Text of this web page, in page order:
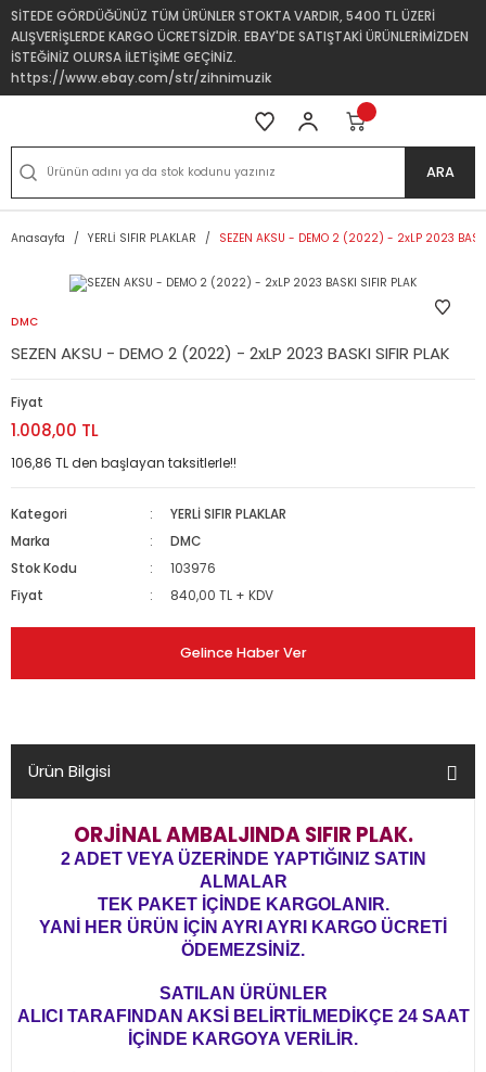
SİTEDE GÖRDÜĞÜNÜZ TÜM ÜRÜNLER STOKTA VARDIR, 5400 TL ÜZERİ
ALIŞVERİŞLERDE KARGO ÜCRETSİZDİR. EBAY'DE SATIŞTAKİ ÜRÜNLERİMİZDEN
İSTEĞİNİZ OLURSA İLETİŞİME GEÇİNİZ.
https://www.ebay.com/str/zihnimuzik
ARA
Anasayfa YERLİ SIFIR PLAKLAR SEZEN AKSU - DEMO 2 (2022) - 2xLP 2023
DMC
SEZEN AKSU - DEMO 2 (2022) - 2xLP 2023 BASKI SIFIR PLAK
Fiyat
1.008,00 TL
106,86 TL den başlayan taksitlerle!!
Kategori
YERLİ SIFIR PLAKLAR
Marka
DMC
Stok Kodu
103976
Fiyat
840,00 TL + KDV
Gelince Haber Ver
Ürün Bilgisi
ORJİNAL AMBALJINDA SIFIR PLAK.
2 ADET VEYA ÜZERİNDE YAPTIĞINIZ SATIN
ALMALAR
TEK PAKET İÇİNDE KARGOLANIR.
YANİ HER ÜRÜN İÇİN AYRI AYRI KARGO ÜCRETİ
ÖDEMEZSİNİZ.
SATILAN ÜRÜNLER
ALICI TARAFINDAN AKSİ BELİRTİLMEDİKÇE 24 SAAT
İÇİNDE KARGOYA VERİLİR.